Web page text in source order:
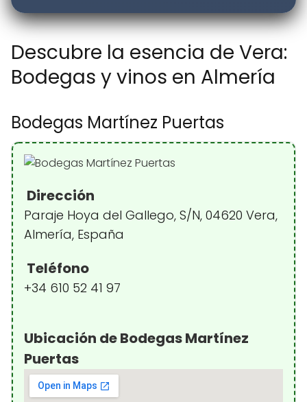
Descubre la esencia de Vera:
Bodegas y vinos en Almería
Bodegas Martínez Puertas
Dirección
Paraje Hoya del Gallego, S/N, 04620 Vera,
Almería, España
Teléfono
+34 610 52 41 97
Ubicación de Bodegas Martínez
Puertas